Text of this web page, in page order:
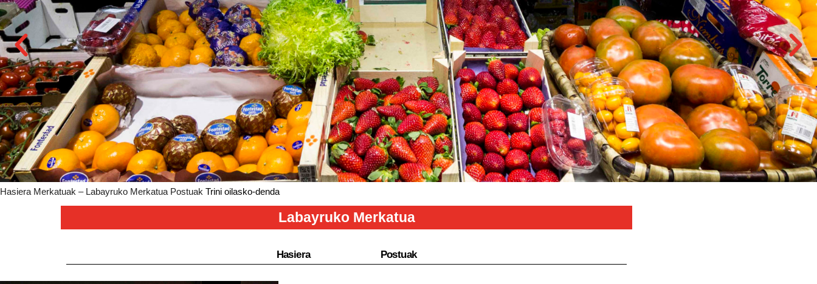
Hasiera Merkatuak – Labayruko Merkatua Postuak Trini oilasko-denda
Labayruko Merkatua
Hasiera Postuak